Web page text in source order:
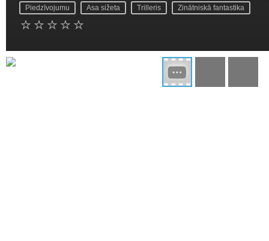
Piedzīvojumu Asa sižeta Trilleris Zinātniskā fantastika